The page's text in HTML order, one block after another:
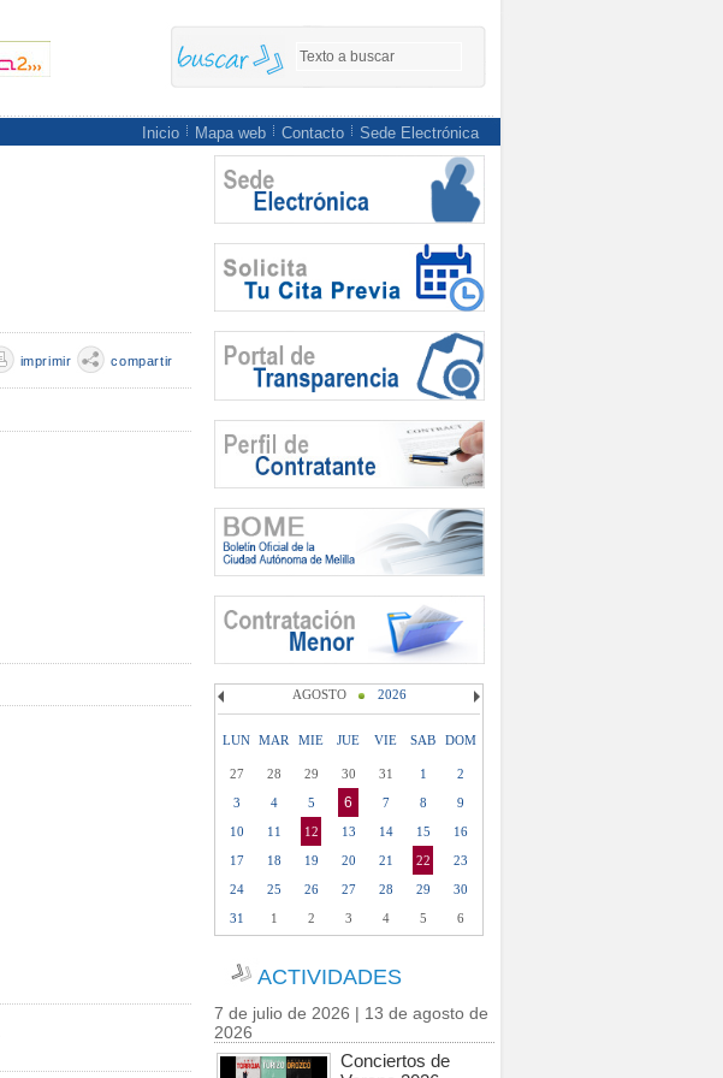
Inicio Mapa web Contacto Sede Electrónica
imprimir compartir
AGOSTO 2026
LUN MAR MIE JUE VIE SAB DOM
27 28 29 30 31 1
2
3
4 5 6 7 8
9
10
11 12 13 14 15
16
17
18 19 20 21 22
23
24
25 26 27 28 29
30
31
1 2 3 4 5 6
ACTIVIDADES
7 de julio de 2026 | 13 de agosto de
2026
Conciertos de